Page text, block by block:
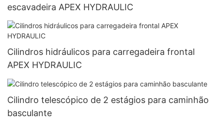
escavadeira APEX HYDRAULIC
Cilindros hidráulicos para carregadeira frontal
APEX HYDRAULIC
Cilindro telescópico de 2 estágios para caminhão
basculante